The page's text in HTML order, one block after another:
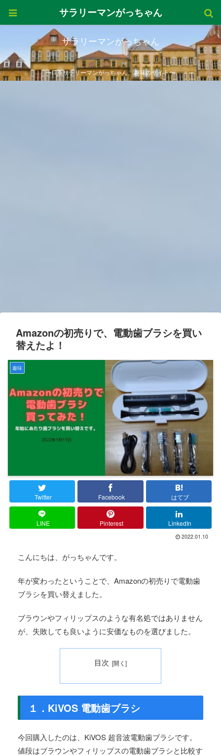
サラリーマンがっちゃん
〜IT系サラリーマンがっちゃん、趣味のサイト〜
Amazonの初売りで、電動歯ブラシを買い
替えたよ！
趣味
Twitter Facebook はてブ
LINE Pinterest LinkedIn
2022.01.10
こんにちは、がっちゃんです。
年が変わったということで、Amazonの初売りで電動歯
ブラシを買い替えました。
ブラウンやフィリップスのような有名処ではありません
が、失敗しても良いように安価なものを選びました。
目次
１．KiVOS 電動歯ブラシ
今回購入したのは、KiVOS 超音波電動歯ブラシです。
値段はブラウンやフィリップスの電動歯ブラシと比較す
サラリーマンがっちゃん